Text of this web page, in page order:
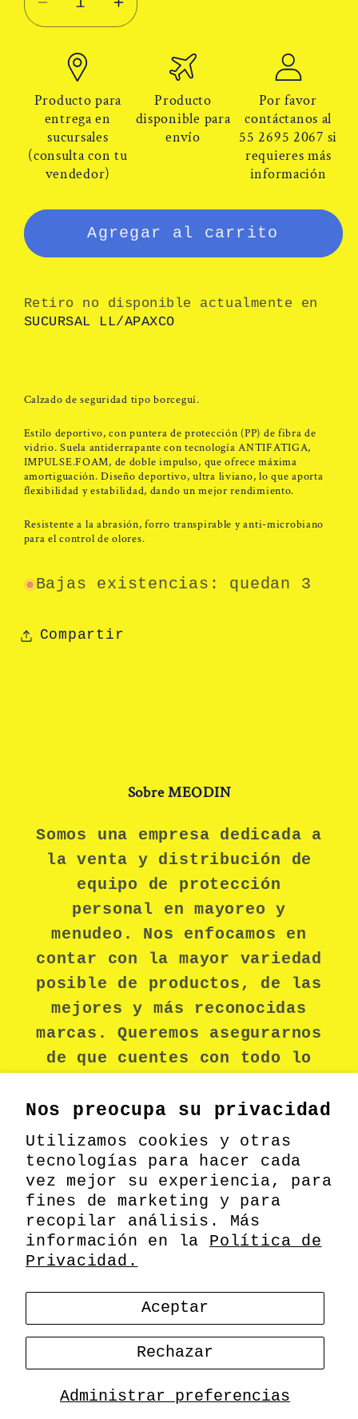
Nos preocupa su privacidad
Utilizamos cookies y otras
tecnologías para hacer cada
vez mejor su experiencia, para
fines de marketing y para
recopilar análisis. Más
información en la Política de
Privacidad.
Administrar preferencias
Aceptar
Rechazar
Reducir
cantidad
para
Tenis
Industriales
Berrendo
Safety
Sport
7714
Casquillo
Aumentar
cantidad
Industriales
Berrendo
Safety
Sport
Casquillo
Fibra
Producto para
entrega en
sucursales
(consulta con tu
vendedor)
Producto
disponible para
envío
Por favor
contáctanos al
55 2695 2067 si
requieres más
información
Agregar al carrito
Retiro no disponible actualmente en
SUCURSAL LL/APAXCO
Calzado de seguridad tipo borceguí.
Estilo deportivo, con puntera de protección (PP) de fibra de
vidrio. Suela antiderrapante con tecnología ANTIFATIGA,
IMPULSE.FOAM, de doble impulso, que ofrece máxima
amortiguación. Diseño deportivo, ultra liviano, lo que aporta
flexibilidad y estabilidad, dando un mejor rendimiento.​
Resistente a la abrasión, forro transpirable y anti-microbiano
para el control de olores.
Bajas existencias: quedan 3
Compartir
Sobre MEODIN
Somos una empresa dedicada a
la venta y distribución de
equipo de protección
personal en mayoreo y
menudeo. Nos enfocamos en
contar con la mayor variedad
posible de productos, de las
mejores y más reconocidas
marcas. Queremos asegurarnos
de que cuentes con todo lo
seguro durante tu jornada
laboral.
Facebook
de
pago
Información de contacto
Términos del servicio